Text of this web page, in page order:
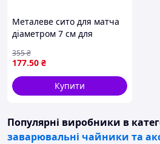
Металеве сито для матча
діаметром 7 см для
чаю та кави
177.50 ₴
355₴
Купити
Популярні виробники в
заварювальні чайники та